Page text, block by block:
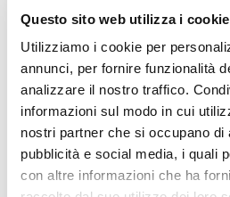
Questo sito web utilizza i cookie
Utilizziamo i cookie per
annunci, per fornire funzionalità
analizzare il nostro traffico.
informazioni sul modo in cui
nostri partner che si occupano di
pubblicità e social media, i quali
con altre informazioni che ha
Gli ultimi
Emilio